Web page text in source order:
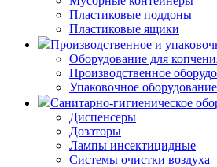
Пластиковые поддоны
Пластиковые ящики
Производственное и
Оборудование для
Производственное
Упаковочное оборудование
Санитарно-гигиеническое
Диспенсеры
Дозаторы
Лампы инсектицидные
Системы очистки воздуха